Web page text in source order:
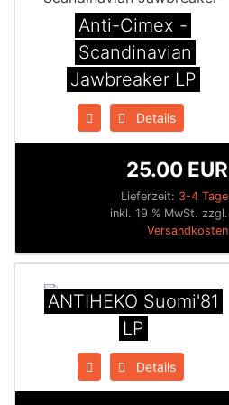
Anti-Cimex -
Scandinavian
Jawbreaker LP
Details
Lieferzeit: 3-4 Tage
25.00 EUR
inkl. 19 % MwSt. zzgl.
Versandkosten
ANTIHEKO Suomi'81
LP
Details